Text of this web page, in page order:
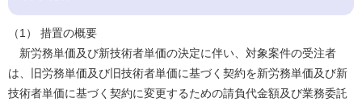
（1） 措置の概要
新労務単価及び新技術者単価の決定に伴い、対象案件の受注者
は、旧労務単価及び旧技術者単価に基づく契約を新労務単価及び新
技術者単価に基づく契約に変更するための請負代金額及び業務委託